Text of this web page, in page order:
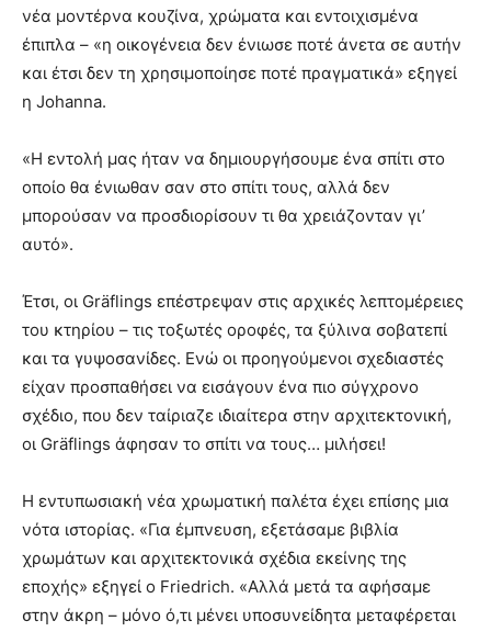
νέα μοντέρνα κουζίνα, χρώματα και εντοιχισμένα
έπιπλα – «η οικογένεια δεν ένιωσε ποτέ άνετα σε αυτήν
και έτσι δεν τη χρησιμοποίησε ποτέ πραγματικά» εξηγεί
η Johanna.
«Η εντολή μας ήταν να δημιουργήσουμε ένα σπίτι στο
οποίο θα ένιωθαν σαν στο σπίτι τους, αλλά δεν
μπορούσαν να προσδιορίσουν τι θα χρειάζονταν γι’
αυτό».
Έτσι, οι Gräflings επέστρεψαν στις αρχικές λεπτομέρειες
του κτηρίου – τις τοξωτές οροφές, τα ξύλινα σοβατεπί
και τα γυψοσανίδες. Ενώ οι προηγούμενοι σχεδιαστές
είχαν προσπαθήσει να εισάγουν ένα πιο σύγχρονο
σχέδιο, που δεν ταίριαζε ιδιαίτερα στην αρχιτεκτονική,
οι Gräflings άφησαν το σπίτι να τους… μιλήσει!
Η εντυπωσιακή νέα χρωματική παλέτα έχει επίσης μια
νότα ιστορίας. «Για έμπνευση, εξετάσαμε βιβλία
χρωμάτων και αρχιτεκτονικά σχέδια εκείνης της
εποχής» εξηγεί ο Friedrich. «Αλλά μετά τα αφήσαμε
στην άκρη – μόνο ό,τι μένει υποσυνείδητα μεταφέρεται